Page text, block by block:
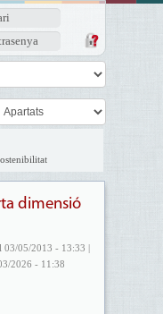
dimensió
03/05/2013 - 13:33 |
2026 - 11:38